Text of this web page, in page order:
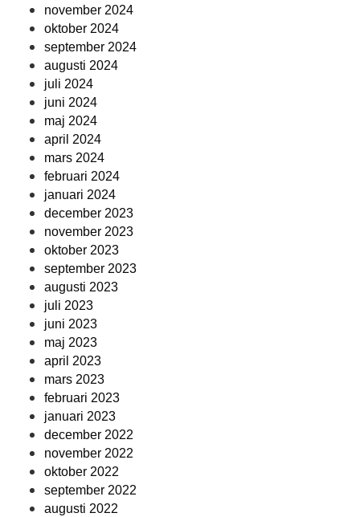
november 2024
oktober 2024
september 2024
augusti 2024
juli 2024
juni 2024
maj 2024
april 2024
mars 2024
februari 2024
januari 2024
december 2023
november 2023
oktober 2023
september 2023
augusti 2023
juli 2023
juni 2023
maj 2023
april 2023
mars 2023
februari 2023
januari 2023
december 2022
november 2022
oktober 2022
september 2022
augusti 2022